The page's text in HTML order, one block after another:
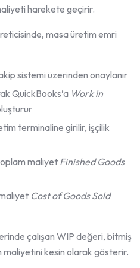
harekete geçirir.
masa üretim emri
sistemi üzerinden onaylanır
QuickBooks’a Work in
terminaline girilir, işçilik
maliyet Finished Goods
Cost of Goods Sold
çalışan WIP değeri, bitmiş
maliyetini kesin olarak gösterir.